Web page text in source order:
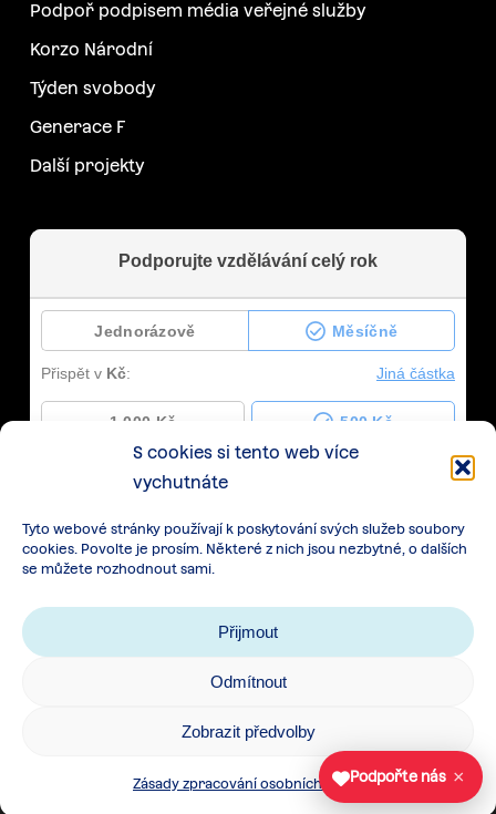
S cookies si tento web více
vychutnáte
Tyto webové stránky používají k poskytování svých služeb soubory
cookies. Povolte je prosím. Některé z nich jsou nezbytné, o dalších
se můžete rozhodnout sami.
Přijmout
Odmítnout
Zobrazit předvolby
Zásady zpracování osobních údajů
Podpoř podpisem média veřejné služby
Korzo Národní
Týden svobody
Generace F
Další projekty
Zásady zpracování osobních údajů
Všeobecné podmínky spolupráce
Podpořte nás ×